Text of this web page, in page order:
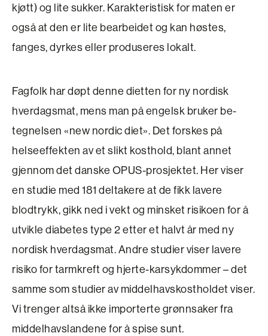
kjøtt) og lite sukker. Karakteristisk for maten er
også at den er lite bearbeidet og kan høstes,
fanges, dyrkes eller produseres lokalt.
Fagfolk har døpt denne dietten for ny nordisk
hverdagsmat, mens man på engelsk bruker be­
tegnelsen «new nordic diet». Det forskes på
helseeffekten av et slikt kosthold, blant annet
gjennom det danske OPUS-prosjektet. Her viser
en studie med 181 deltakere at de fikk lavere
blodtrykk, gikk ned i vekt og minsket risikoen for å
utvikle diabetes type 2 etter et halvt år med ny
nordisk hverdagsmat. Andre studier viser lavere
risiko for tarmkreft og hjerte-karsykdommer – det
samme som studier av middelhavskostholdet viser.
Vi trenger altså ikke importerte grønnsaker fra
middelhavs­landene for å spise sunt.